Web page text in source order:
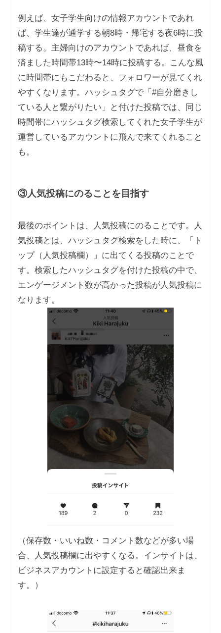
例えば、女子学生向けの情報アカウントであれ
ば、学生達が通学する朝8時・帰宅する夜6時に投
稿する。主婦向けのアカウントであれば、昼食を
済ました時間帯13時〜14時に投稿する。こんな風
に時間帯にもこだわると、フォロワーが見てくれ
やすくなります。ハッシュタグで「#自分磨きし
ている人と繋がりたい」と付けた投稿では、同じ
時間帯にハッシュタグ検索してくれた女子学生が
運営しているアカウントに飛んで来てくれること
も。
③人気投稿にのることを目指す
最後のポイントは、人気投稿にのることです。人
気投稿とは、ハッシュタグ検索をした時に、「ト
ップ（人気投稿欄）」に出てくる投稿のことで
す。検索したハッシュタグを付けた投稿の中で、
エンゲージメント数が高かった投稿が人気投稿に
なります。
（保存数・いいね数・コメント数などが多い場
合、人気投稿欄に出やすくなる。インサイトは、
ビジネスアカウントに設定すると確認出来ま
す。）